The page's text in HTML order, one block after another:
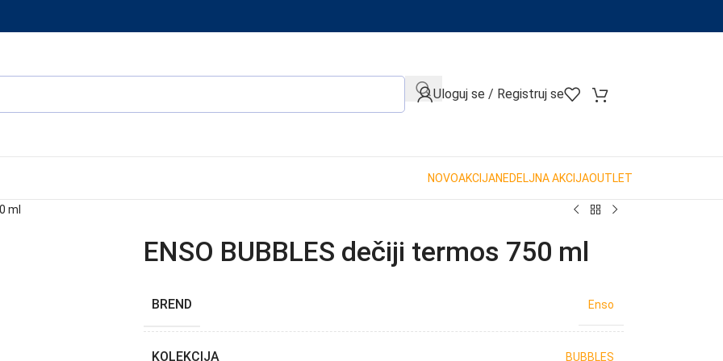
When autocomplete results are available use up and down
Uloguj se / Registruj se
NOVOAKCIJANEDELJNA AKCIJAOUTLET
ml
ENSO BUBBLES dečiji termos 750 ml
BREND Enso
KOLEKCIJA BUBBLES